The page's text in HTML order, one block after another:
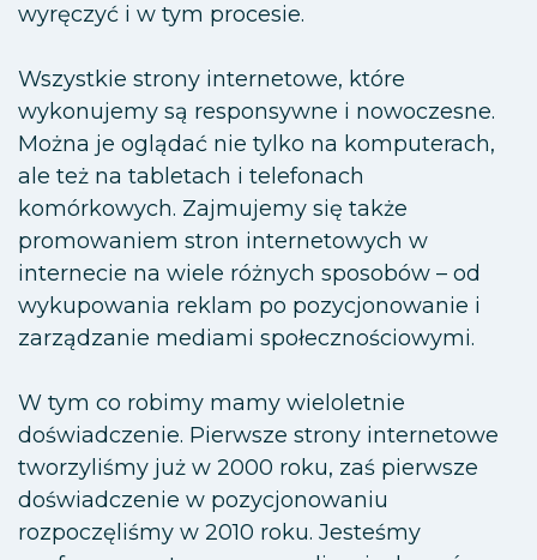
wyręczyć i w tym procesie.
Wszystkie strony internetowe, które
wykonujemy są responsywne i nowoczesne.
Można je oglądać nie tylko na komputerach,
ale też na tabletach i telefonach
komórkowych. Zajmujemy się także
promowaniem stron internetowych w
internecie na wiele różnych sposobów – od
wykupowania reklam po pozycjonowanie i
zarządzanie mediami społecznościowymi.
W tym co robimy mamy wieloletnie
doświadczenie. Pierwsze strony internetowe
tworzyliśmy już w 2000 roku, zaś pierwsze
doświadczenie w pozycjonowaniu
rozpoczęliśmy w 2010 roku. Jesteśmy